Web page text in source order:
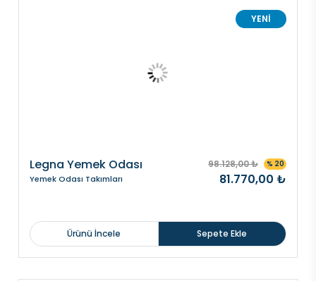
YENİ
Legna Yemek Odası
Yemek Odası Takımları
98.128,00 ₺ % 20
81.770,00 ₺
Ürünü İncele Sepete Ekle